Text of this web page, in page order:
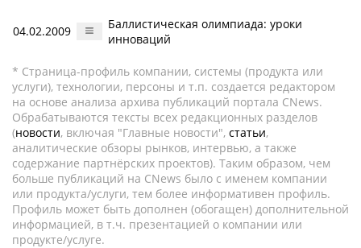
04.02.2009
Баллистическая олимпиада: уроки
инноваций
* Страница-профиль компании, системы (продукта или
услуги), технологии, персоны и т.п. создается редактором
на основе анализа архива публикаций портала CNews.
Обрабатываются тексты всех редакционных разделов
(новости, включая "Главные новости", статьи,
аналитические обзоры рынков, интервью, а также
содержание партнёрских проектов). Таким образом, чем
больше публикаций на CNews было с именем компании
или продукта/услуги, тем более информативен профиль.
Профиль может быть дополнен (обогащен) дополнительной
информацией, в т.ч. презентацией о компании или
продукте/услуге.